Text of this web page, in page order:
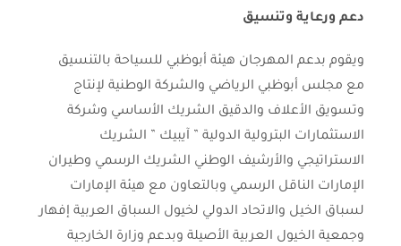
دعم ورعاية وتنسيق
ويقوم بدعم المهرجان هيئة أبوظبي للسياحة بالتنسيق
مع مجلس أبوظبي الرياضي والشركة الوطنية لإنتاج
وتسويق الأعلاف والدقيق الشريك الأساسي وشركة
الاستثمارات البترولية الدولية ” آيبيك ” الشريك
الاستراتيجي والأرشيف الوطني الشريك الرسمي وطيران
الإمارات الناقل الرسمي وبالتعاون مع هيئة الإمارات
لسباق الخيل والاتحاد الدولي لخيول السباق العربية إفهار
وجمعية الخيول العربية الأصيلة وبدعم وزارة الخارجية